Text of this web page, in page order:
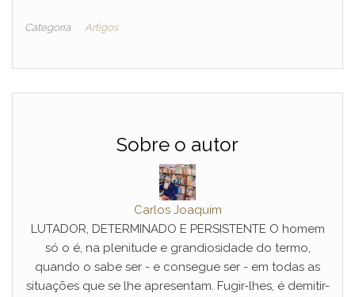
Categoria Artigos
Sobre o autor
Carlos Joaquim
LUTADOR, DETERMINADO E PERSISTENTE O homem
só o é, na plenitude e grandiosidade do termo,
quando o sabe ser - e consegue ser - em todas as
situações que se lhe apresentam. Fugir-lhes, é demitir-